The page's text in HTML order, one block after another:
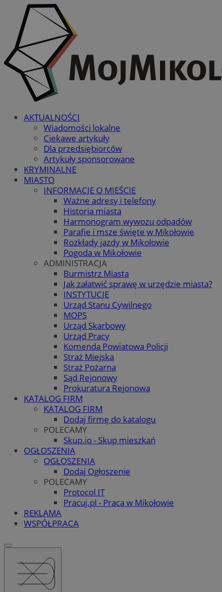
AKTUALNOŚCI
Wiadomości lokalne
Ciekawe artykuły
Dla przedsiębiorców
Artykuły sponsorowane
KRYMINALNE
MIASTO
INFORMACJE O MIEŚCIE
Ważne adresy i telefony
Historia miasta
Harmonogram wywozu odpadów
Parafie i msze święte w Mikołowie
Rozkłady jazdy w Mikołowie
Pogoda w Mikołowie
ADMINISTRACJA
Burmistrz Miasta
Jak załatwić sprawę w urzędzie miasta?
INSTYTUCJE
Urząd Stanu Cywilnego
MOPS
Urząd Skarbowy
Urząd Pracy
Komenda Powiatowa Policji
Straż Miejska
Straż Pożarna
Sąd Rejonowy
Prokuratura Rejonowa
KATALOG FIRM
KATALOG FIRM
Dodaj firmę do katalogu
POLECAMY
Skup.io - Skup mieszkań
OGŁOSZENIA
OGŁOSZENIA
Dodaj Ogłoszenie
POLECAMY
Protocol IT
Pracuj.pl - Praca w Mikołowie
REKLAMA
WSPÓŁPRACA